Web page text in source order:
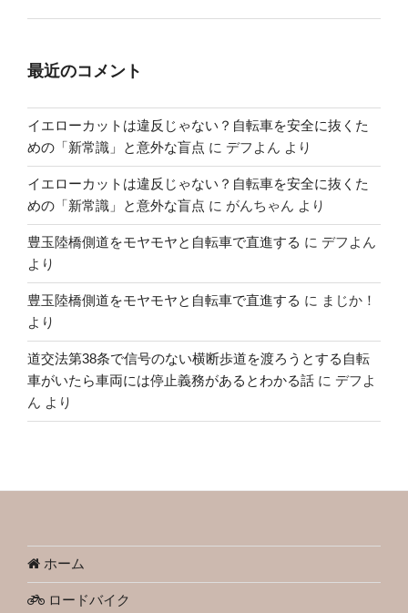
最近のコメント
イエローカットは違反じゃない？自転車を安全に抜くた
めの「新常識」と意外な盲点 に デフよん より
イエローカットは違反じゃない？自転車を安全に抜くた
めの「新常識」と意外な盲点 に がんちゃん より
豊玉陸橋側道をモヤモヤと自転車で直進する に デフよん
より
豊玉陸橋側道をモヤモヤと自転車で直進する に まじか！
より
道交法第38条で信号のない横断歩道を渡ろうとする自転
車がいたら車両には停止義務があるとわかる話 に デフよ
ん より
ホーム
ロードバイク